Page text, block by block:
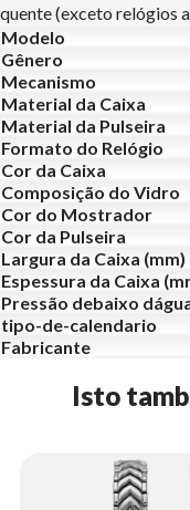
quente (exceto relógios
Modelo
Gênero
Mecanismo
Material da Caixa
Material da Pulseira
Formato do Relógio
Cor da Caixa
Composição do Vidro
Cor do Mostrador
Cor da Pulseira
Largura da Caixa (mm)
Espessura da Caixa
Pressão debaixo
tipo-de-calendario
Fabricante
Isto